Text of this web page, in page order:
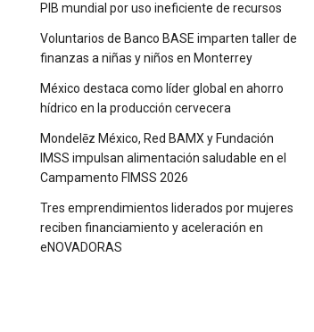
PIB mundial por uso ineficiente de recursos
Voluntarios de Banco BASE imparten taller de
finanzas a niñas y niños en Monterrey
México destaca como líder global en ahorro
hídrico en la producción cervecera
Mondelēz México, Red BAMX y Fundación
IMSS impulsan alimentación saludable en el
Campamento FIMSS 2026
Tres emprendimientos liderados por mujeres
reciben financiamiento y aceleración en
eNOVADORAS